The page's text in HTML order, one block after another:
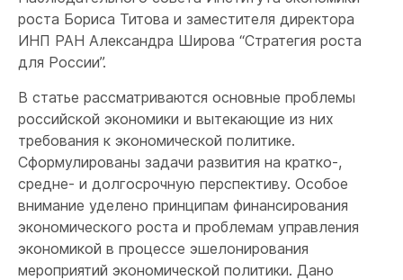
роста Бориса Титова и заместителя директора
ИНП РАН Александра Широва “Стратегия роста
для России”.
В статье рассматриваются основные проблемы
российской экономики и вытекающие из них
требования к экономической политике.
Сформулированы задачи развития на кратко-,
средне- и долгосрочную перспективу. Особое
внимание уделено принципам финансирования
экономического роста и проблемам управления
экономикой в процессе эшелонирования
мероприятий экономической политики. Дано